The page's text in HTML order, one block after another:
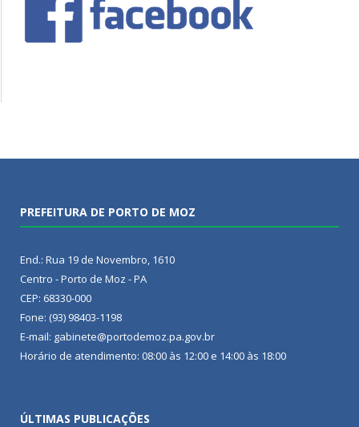
PREFEITURA DE PORTO DE MOZ
End.: Rua 19 de Novembro, 1610
Centro - Porto de Moz - PA
CEP: 68330-000
Fone: (93) 98403-1198
E-mail: gabinete@portodemoz.pa.gov.br
Horário de atendimento: 08:00 às 12:00 e 14:00 às 18:00
ÚLTIMAS PUBLICAÇÕES